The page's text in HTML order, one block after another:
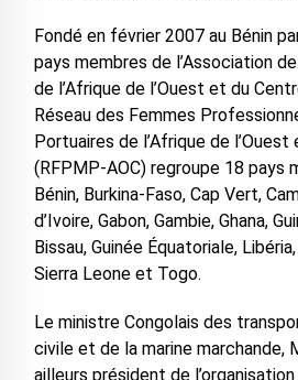
Fondé en février 2007 au Bénin
pays membres de l’Association
de l’Afrique de l’Ouest et du
Réseau des Femmes
Portuaires de l’Afrique de
(RFPMP-AOC) regroupe 18 pays
Bénin, Burkina-Faso, Cap Vert,
d’Ivoire, Gabon, Gambie, Ghana,
Bissau, Guinée Équatoriale,
Sierra Leone et Togo.
Le ministre Congolais des
civile et de la marine marchande,
ailleurs président de